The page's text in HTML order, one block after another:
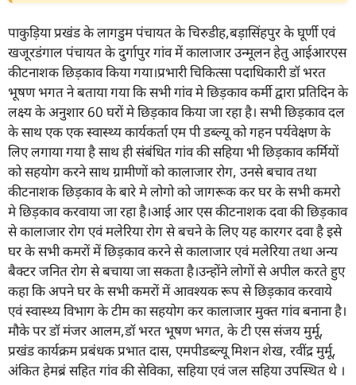
पाकुड़िया प्रखंड के लागडुम पंचायत के चिरुडीह,बड़ासिंहपुर के घूर्णी एवं
खजूरडंगाल पंचायत के दुर्गापुर गांव में कालाजार उन्मूलन हेतु आईआरएस
कीटनाशक छिड़काव किया गया।प्रभारी चिकित्सा पदाधिकारी डॉ भरत
भूषण भगत ने बताया गया कि सभी गांव मे छिड़काव कर्मी द्वारा प्रतिदिन के
लक्ष्य के अनुशार 60 घरों मे छिड़काव किया जा रहा है। सभी छिड़काव दल
के साथ एक एक स्वास्थ्य कार्यकर्ता एम पी डब्ल्यू को गहन पर्यवेक्षण के
लिए लगाया गया है साथ ही संबंधित गांव की सहिया भी छिड़काव कर्मियों
को सहयोग करने साथ ग्रामीणों को कालाजार रोग, उनसे बचाव तथा
कीटनाशक छिड़काव के बारे मे लोगो को जागरूक कर घर के सभी कमरो
मे छिड़काव करवाया जा रहा है।आई आर एस कीटनाशक दवा की छिड़काव
से कालाजार रोग एवं मलेरिया रोग से बचने के लिए यह कारगर दवा है इसे
घर के सभी कमरों में छिड़काव करने से कालाजार एवं मलेरिया तथा अन्य
बैक्टर जनित रोग से बचाया जा सकता है।उन्होंने लोगों से अपील करते हुए
कहा कि अपने घर के सभी कमरों में आवश्यक रूप से छिड़काव करवाये
एवं स्वास्थ्य विभाग के टीम का सहयोग कर कालाजार मुक्त गांव बनाना है।
मौके पर डॉ मंजर आलम,डॉ भरत भूषण भगत, के टी एस संजय मुर्मू,
प्रखंड कार्यक्रम प्रबंधक प्रभात दास, एमपीडब्ल्यू मिशन शेख, रवींद्र मुर्मू,
अंकित हेमब्रं सहित गांव की सेविका, सहिया एवं जल सहिया उपस्थित थे ।